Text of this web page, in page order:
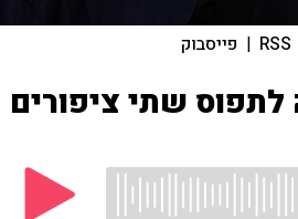
RSS
| פייסבוק
שתי ציפורים